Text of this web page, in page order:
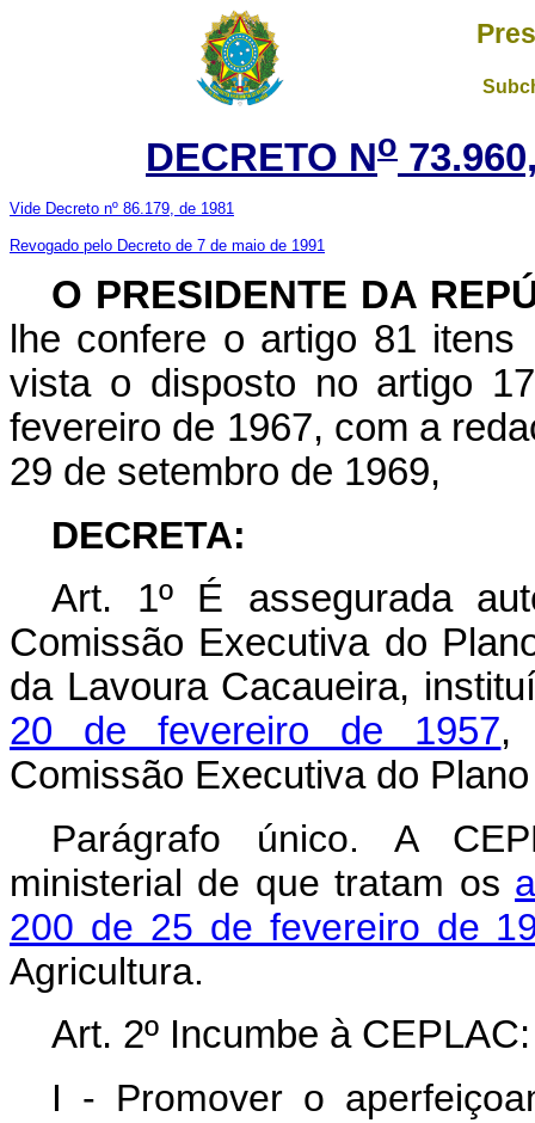
DECRETO No
Vide Decreto nº 86.179, de 1981
Revogado pelo Decreto de 7 de maio de 1991
O PRESIDENTE DA
lhe confere o artigo 81
vista o disposto no artigo
fevereiro de 1967, com a
29 de setembro de 1969,
DECRETA:
Art. 1º É assegurada
Comissão Executiva do
da Lavoura Cacaueira,
20 de fevereiro de 1957,
Comissão Executiva do
Parágrafo único. A
ministerial de que tratam os
200 de 25 de fevereiro de
Agricultura.
Art. 2º Incumbe à CEPLAC:
I - Promover o